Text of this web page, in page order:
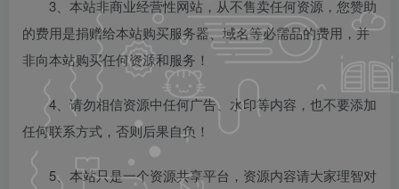
3、本站非商业经营性网站，从不售卖任何资源，您赞助
的费用是捐赠给本站购买服务器、域名等必需品的费用，并
非向本站购买任何资源和服务！
4、请勿相信资源中任何广告、水印等内容，也不要添加
任何联系方式，否则后果自负！
5、本站只是一个资源共享平台，资源内容请大家理智对